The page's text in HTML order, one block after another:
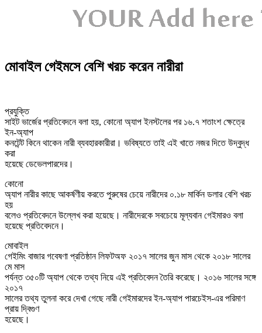
মোবাইল গেইমসে বেশি খরচ করেন নারীরা
প্রযুক্তি
সাইট ভার্জের প্রতিবেদনে বলা হয়, কোনো অ্যাপ ইনস্টলের পর ১৬.৭ শতাংশ ক্ষেত্রে
ইন-অ্যাপ
কনটেন্ট কিনে থাকেন নারী ব্যবহারকারীরা। ভবিষ্যতে তাই এই খাতে নজর দিতে উদ্বুদ্ধ
করা
হয়েছে ডেভেলপারদের।
কোনো
অ্যাপ নারীর কাছে আকর্ষণীয় করতে পুরুষের চেয়ে নারীদের ০.১৮ মার্কিন ডলার বেশি খরচ
হয়
বলেও প্রতিবেদনে উল্লেখ করা হয়েছে। নারীদেরকে সবচেয়ে মূল্যবান গেইমারও বলা
হয়েছে প্রতিবেদনে।
মোবাইল
গেইমিং বাজার গবেষণা প্রতিষ্ঠান লিফটঅফ ২০১৭ সালের জুন মাস থেকে ২০১৮ সালের
মে মাস
পর্যন্ত ৩৫০টি অ্যাপ থেকে তথ্য নিয়ে এই প্রতিবেদন তৈরি করেছে। ২০১৬ সালের সঙ্গে
২০১৭
সালের তথ্য তুলনা করে দেখা গেছে নারী গেইমারদের ইন-অ্যাপ পারচেইস-এর পরিমাণ
প্রায় দ্বিগুণ
হয়েছে।